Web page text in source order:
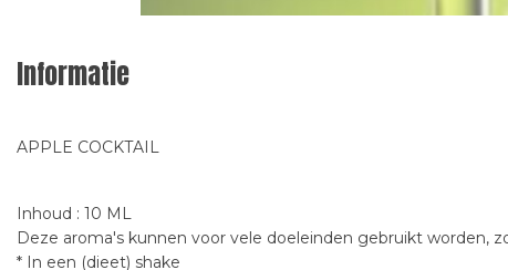
Informatie
APPLE COCKTAIL
Inhoud : 10 ML
Deze aroma's kunnen voor vele doeleinden gebruikt worden,
* In een (dieet) shake